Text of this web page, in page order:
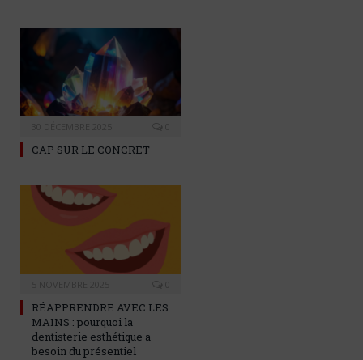
CAP SUR LE CONCRET
RÉAPPRENDRE AVEC LES
MAINS : pourquoi la
dentisterie esthétique a
besoin du présentiel